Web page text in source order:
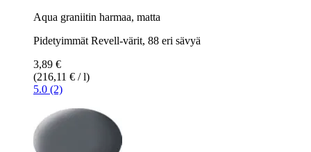
Aqua graniitin harmaa, matta
Pidetyimmät Revell-värit, 88 eri sävyä
3,89 €
(216,11 € / l)
5.0 (2)